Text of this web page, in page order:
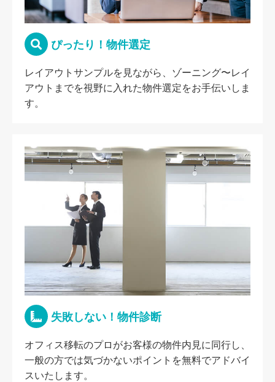
ぴったり！物件選定
レイアウトサンプルを見ながら、ゾーニング〜レイ
アウトまでを視野に入れた物件選定をお手伝いしま
す。
失敗しない！物件診断
オフィス移転のプロがお客様の物件内見に同行し、
一般の方では気づかないポイントを無料でアドバイ
スいたします。